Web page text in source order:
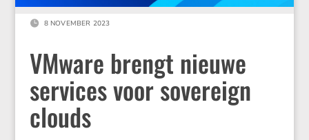
 8 NOVEMBER 2023
VMware brengt nieuwe
services voor sovereign
clouds